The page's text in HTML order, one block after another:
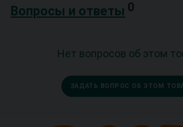
Вопросы и ответы 0
Нет вопросов об этом
ЗАДАТЬ ВОПРОС ОБ ЭТОМ